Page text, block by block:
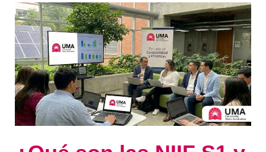
¿Qué
son
las
NIIF
S1
y
S2?